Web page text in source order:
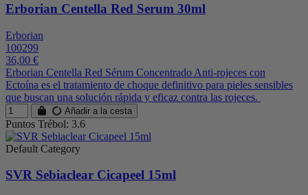
Erborian Centella Red Serum 30ml
Erborian
100299
36,00 €
Erborian Centella Red Sérum Concentrado Anti-rojeces con
Ectoína es el tratamiento de choque definitivo para pieles sensibles
que buscan una solución rápida y eficaz contra las rojeces.
Añadir a la cesta
Puntos Trébol: 3.6
Default Category
SVR Sebiaclear Cicapeel 15ml